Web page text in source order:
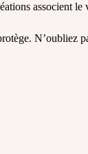
associent
N’oubliez